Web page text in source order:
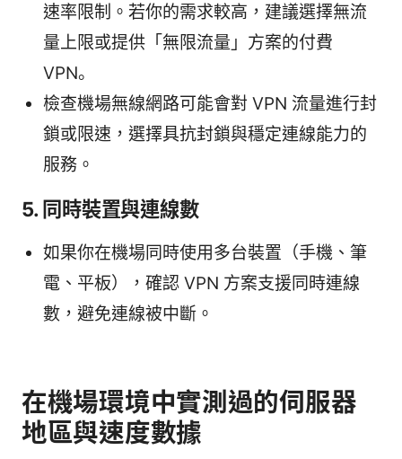
速率限制。若你的需求較高，建議選擇無流
量上限或提供「無限流量」方案的付費
VPN。
檢查機場無線網路可能會對 VPN 流量進行封
鎖或限速，選擇具抗封鎖與穩定連線能力的
服務。
5. 同時裝置與連線數
如果你在機場同時使用多台裝置（手機、筆
電、平板），確認 VPN 方案支援同時連線
數，避免連線被中斷。
在機場環境中實測過的伺服器
地區與速度數據